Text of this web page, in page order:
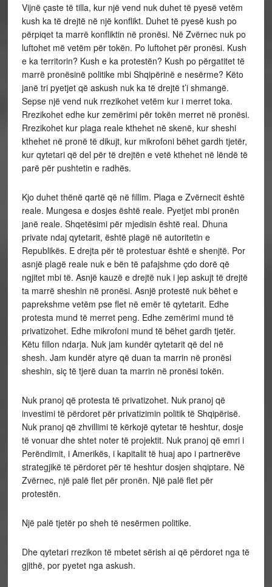
Vijnë çaste të tilla, kur një vend nuk duhet të pyesë vetëm
kush ka të drejtë në një konflikt. Duhet të pyesë kush po
përpiqet ta marrë konfliktin në pronësi. Në Zvërnec nuk po
luftohet më vetëm për tokën. Po luftohet për pronësi. Kush
e ka territorin? Kush e ka protestën? Kush po përgatitet të
marrë pronësinë politike mbi Shqipërinë e nesërme? Këto
janë tri pyetjet që askush nuk ka të drejtë t’i shmangë.
Sepse një vend nuk rrezikohet vetëm kur i merret toka.
Rrezikohet edhe kur zemërimi për tokën merret në pronësi.
Rrezikohet kur plaga reale kthehet në skenë, kur sheshi
kthehet në pronë të dikujt, kur mikrofoni bëhet gardh tjetër,
kur qytetari që del për të drejtën e vetë kthehet në lëndë të
parë për pushtetin e radhës.
Kjo duhet thënë qartë që në fillim. Plaga e Zvërnecit është
reale. Mungesa e dosjes është reale. Pyetjet mbi pronën
janë reale. Shqetësimi për mjedisin është real. Dhuna
private ndaj qytetarit, është plagë në autoritetin e
Republikës. E drejta për të protestuar është e shenjtë. Por
asnjë plagë reale nuk e bën të pafajshme çdo dorë që
ngjitet mbi të. Asnjë kauzë e drejtë nuk i jep askujt të drejtë
ta marrë sheshin në pronësi. Asnjë protestë nuk bëhet e
paprekshme vetëm pse flet në emër të qytetarit. Edhe
protesta mund të merret peng. Edhe zemërimi mund të
privatizohet. Edhe mikrofoni mund të bëhet gardh tjetër.
Këtu fillon ndarja. Nuk jam kundër qytetarit që del në
shesh. Jam kundër atyre që duan ta marrin në pronësi
sheshin, siç të tjerë duan ta marrin në pronësi tokën.
Nuk pranoj që protesta të privatizohet. Nuk pranoj që
investimi të përdoret për privatizimin politik të Shqipërisë.
Nuk pranoj që zhvillimi të kërkojë qytetar të heshtur, dosje
të vonuar dhe shtet noter të projektit. Nuk pranoj që emri i
Perëndimit, i Amerikës, i kapitalit të huaj apo i partnerëve
strategjikë të përdoret për të heshtur dosjen shqiptare. Në
Zvërnec, një palë flet për pronën. Një palë flet për
protestën.
Një palë tjetër po sheh të nesërmen politike.
Dhe qytetari rrezikon të mbetet sërish ai që përdoret nga të
gjithë, por pyetet nga askush.